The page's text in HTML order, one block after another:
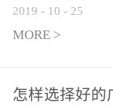
2019 - 10 - 25
MORE >